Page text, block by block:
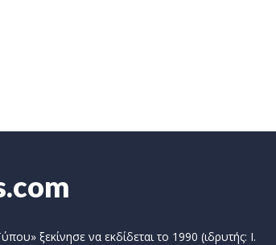
ξεκίνησε να εκδίδεται το 1990 (ιδρυτής: Ι.